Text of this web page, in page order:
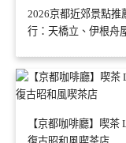
2026京都近郊景點推
行：天橋立、伊根舟
【京都咖啡廳】喫茶